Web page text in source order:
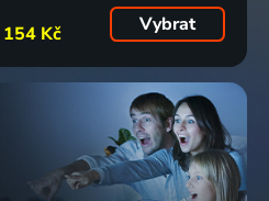
154 Kč Vybrat